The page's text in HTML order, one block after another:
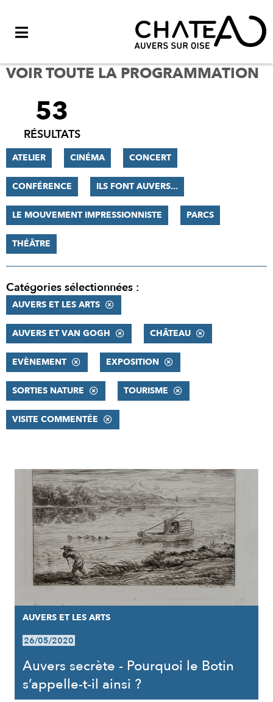
VOIR TOUTE LA PROGRAMMATION
FILTRER
RÉSULTATS
53
RÉSULTATS
ATELIER CINÉMA CONCERT
CONFÉRENCE ILS FONT AUVERS...
LE MOUVEMENT IMPRESSIONNISTE PARCS
THÉÂTRE
Catégories sélectionnées :
AUVERS ET LES ARTS
AUVERS ET VAN GOGH CHÂTEAU
EVÈNEMENT EXPOSITION
SORTIES NATURE TOURISME
VISITE COMMENTÉE
RÉSULTATS
AUVERS ET LES ARTS
26/05/2020
Auvers secrète - Pourquoi le Botin
s’appelle-t-il ainsi ?